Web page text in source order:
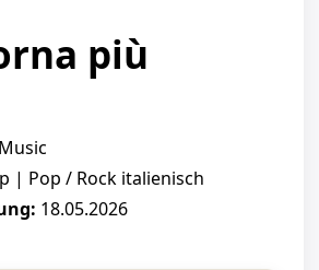
più
| Pop / Rock italienisch
18.05.2026